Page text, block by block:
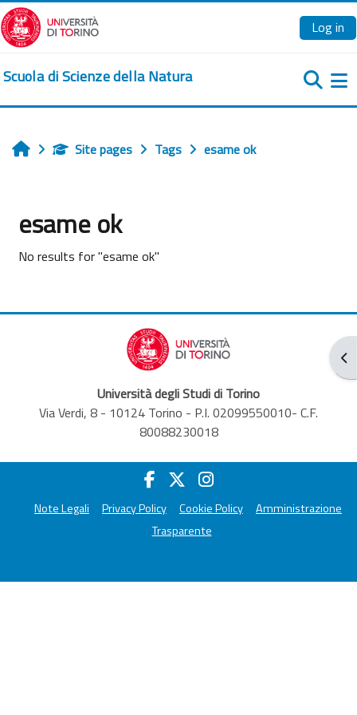
Skip to main content
Log in
Scuola di Scienze della Natura
HomeSite pages Tags esame ok
esame ok
No results for "esame ok"
Università degli Studi di Torino
Via Verdi, 8 - 10124 Torino - P.I. 02099550010- C.F.
80088230018
Note Legali Privacy Policy Cookie Policy
Amministrazione
Trasparente